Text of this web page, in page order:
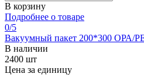
В корзину
Подробнее о товаре
0/5
Вакуумный пакет 200*300 OРА/
В наличии
2400 шт
Цена за единицу